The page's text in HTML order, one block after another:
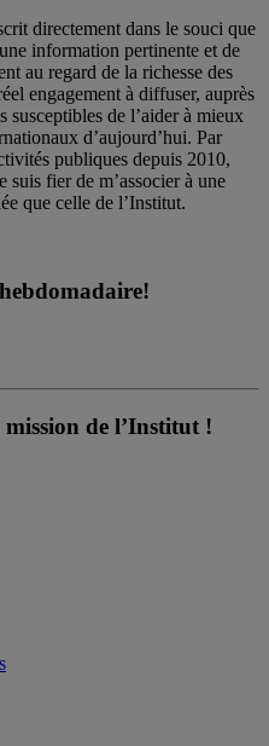
directement dans le souci que
information pertinente et de
au regard de la richesse des
engagement à diffuser, auprès
susceptibles de l’aider à mieux
d’aujourd’hui. Par
publiques depuis 2010,
suis fier de m’associer à une
que celle de l’Institut.
mission de l’Institut !